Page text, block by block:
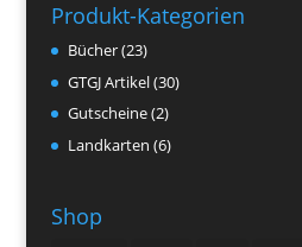
Produkt-Kategorien
Bücher(23)
GTGJ Artikel(30)
Gutscheine(2)
Landkarten (6)
Shop